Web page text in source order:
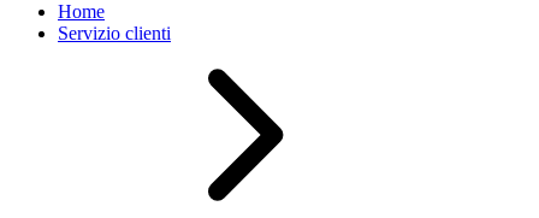
Home
Servizio clienti